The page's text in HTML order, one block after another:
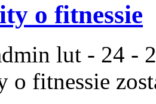
o fitnessie
lut - 24 -
o fitnessie